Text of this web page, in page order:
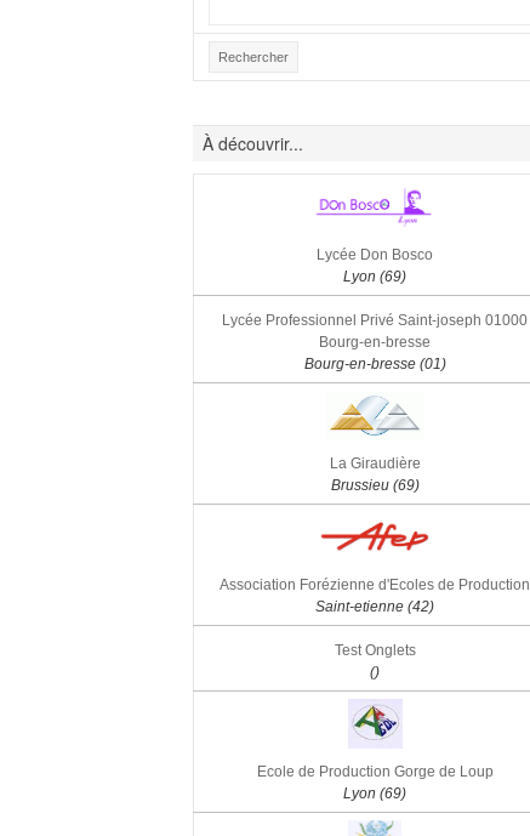
À découvrir...
Lycée Don Bosco
Lyon (69)
Lycée Professionnel Privé Saint-joseph 01000
Bourg-en-bresse
Bourg-en-bresse (01)
La Giraudière
Brussieu (69)
Association Forézienne d'Ecoles de Production
Saint-etienne (42)
Test Onglets
()
Ecole de Production Gorge de Loup
Lyon (69)